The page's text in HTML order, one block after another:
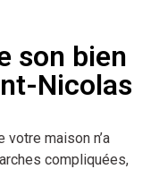
son bien
Nicolas
votre maison n’a
compliquées,